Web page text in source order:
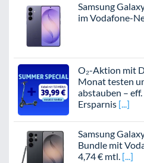
Samsung
im Vodafone-
O₂-Aktion mit
Monat testen
abstauben –
Ersparnis
Samsung
Bundle mit
4,74 € mtl.